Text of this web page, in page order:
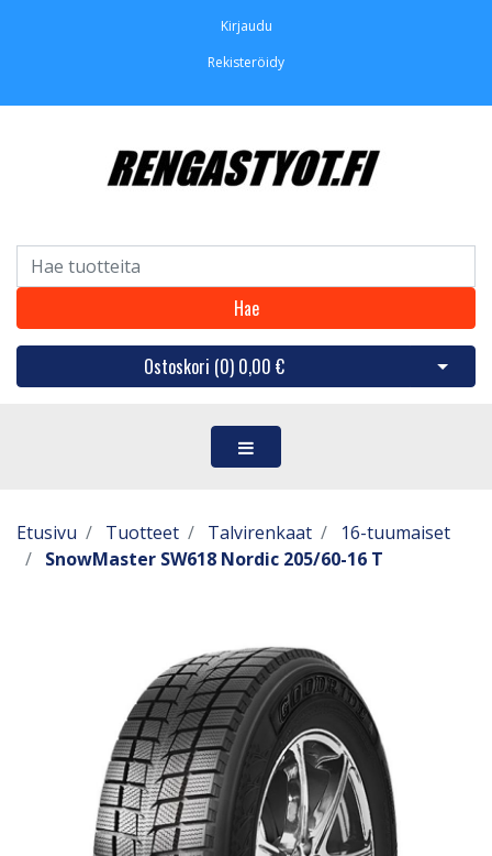
Kirjaudu
Rekisteröidy
Hae
Ostoskori (0) 0,00 € Avaa
Etusivu Tuotteet Talvirenkaat
16-tuumaiset
SnowMaster SW618 Nordic 205/60-16 T